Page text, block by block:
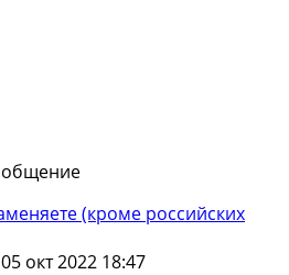
(кроме российских
05 окт 2022 18:47